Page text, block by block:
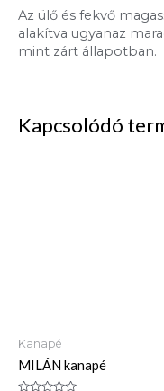
Az ülő és fekvő
alakítva ugyanaz
mint zárt állapotban.
Kapcsolódó
Kanapé
MILÁN kanapé